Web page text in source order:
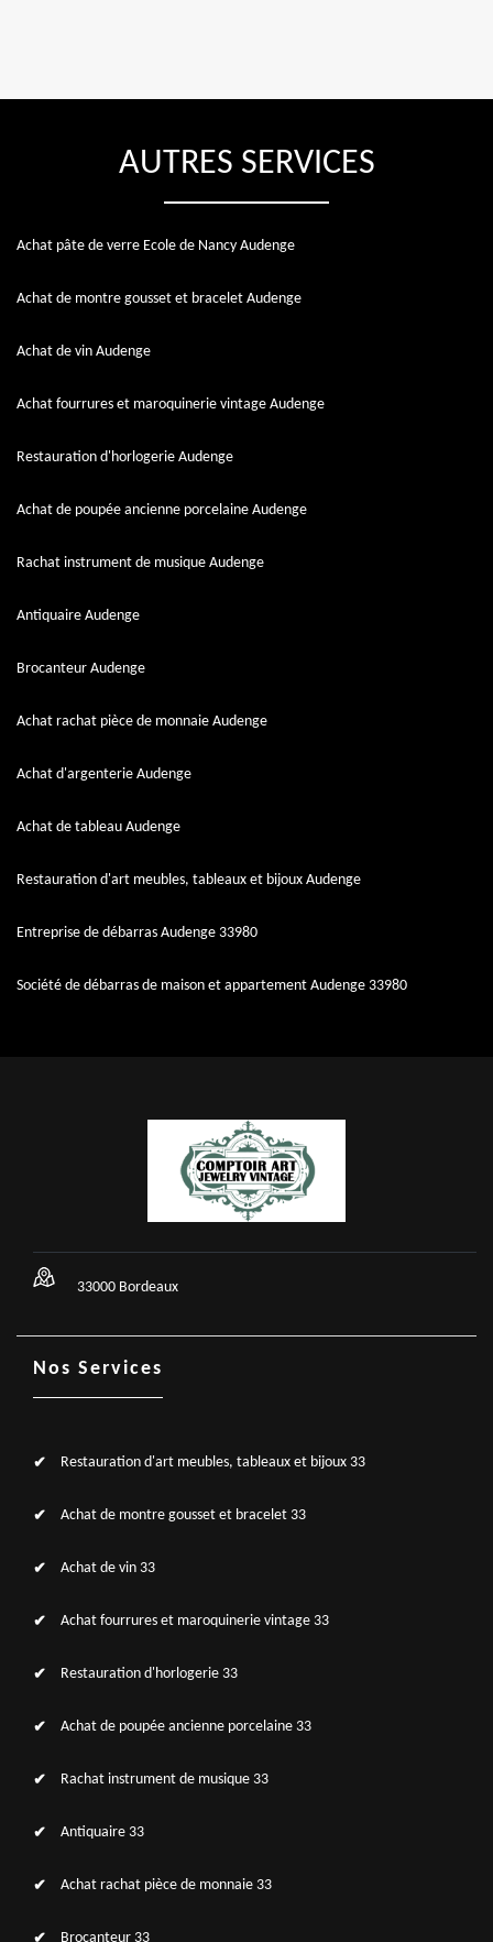
AUTRES SERVICES
Achat pâte de verre Ecole de Nancy Audenge
Achat de montre gousset et bracelet Audenge
Achat de vin Audenge
Achat fourrures et maroquinerie vintage Audenge
Restauration d'horlogerie Audenge
Achat de poupée ancienne porcelaine Audenge
Rachat instrument de musique Audenge
Antiquaire Audenge
Brocanteur Audenge
Achat rachat pièce de monnaie Audenge
Achat d'argenterie Audenge
Achat de tableau Audenge
Restauration d'art meubles, tableaux et bijoux Audenge
Entreprise de débarras Audenge 33980
Société de débarras de maison et appartement Audenge 33980
33000 Bordeaux
Nos Services
Restauration d'art meubles, tableaux et bijoux 33
Achat de montre gousset et bracelet 33
Achat de vin 33
Achat fourrures et maroquinerie vintage 33
Restauration d'horlogerie 33
Achat de poupée ancienne porcelaine 33
Rachat instrument de musique 33
Antiquaire 33
Achat rachat pièce de monnaie 33
Brocanteur 33